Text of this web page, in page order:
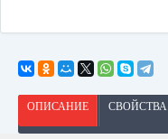
ОПИСАНИЕ СВОЙСТВА